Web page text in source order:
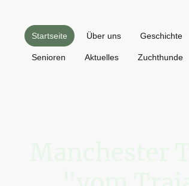
Startseite Über uns Geschichte
Senioren Aktuelles Zuchthunde